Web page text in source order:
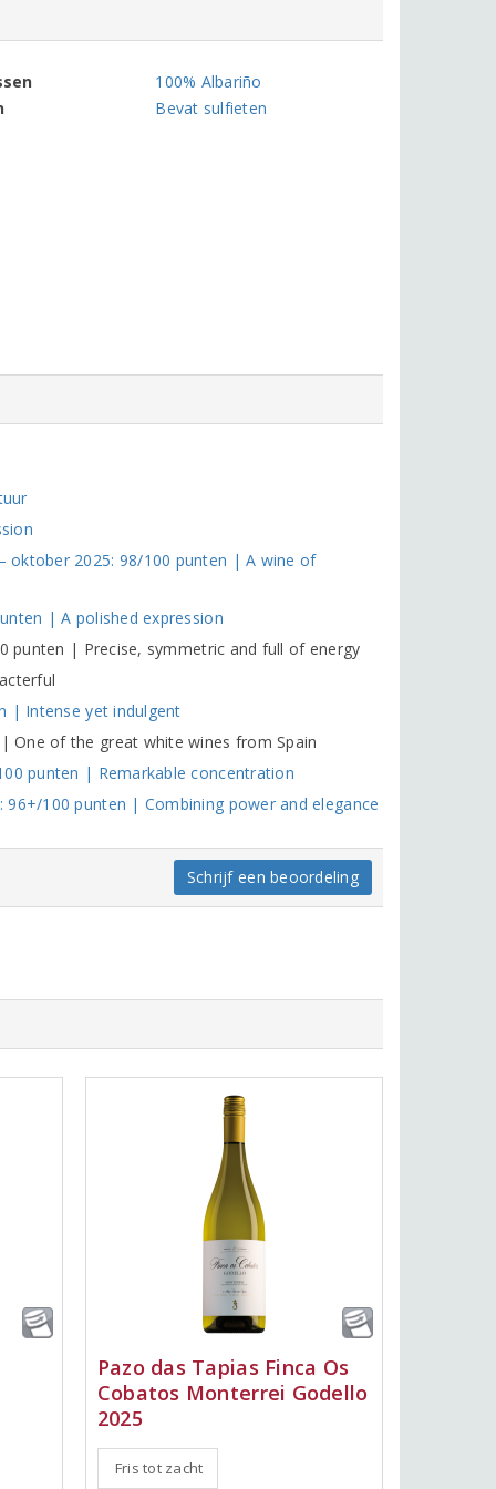
100% Albariño
Bevat sulfieten
oktober 2025: 98/100 punten | A wine of
| A polished expression
punten | Precise, symmetric and full of energy
| Intense yet indulgent
One of the great white wines from Spain
punten | Remarkable concentration
100 punten | Combining power and elegance
Schrijf een beoordeling
Pazo das Tapias Finca Os
Cobatos Monterrei Godello
2025
Fris tot zacht